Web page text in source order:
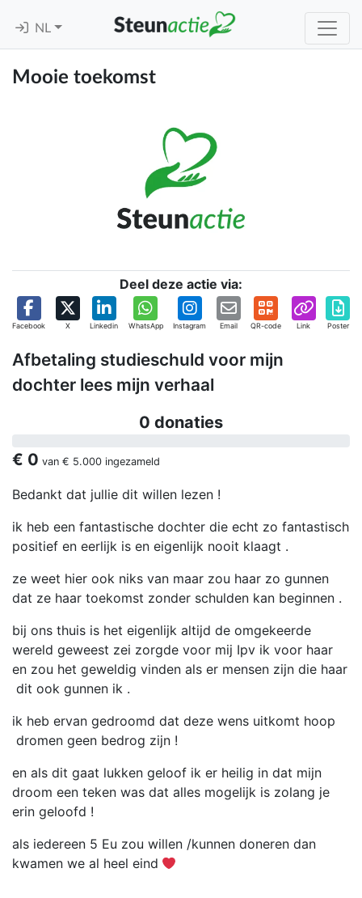
NL
Mooie toekomst
Deel deze actie via:
Facebook X Linkedin WhatsApp Instagram Email QR-code Link Poster
Afbetaling studieschuld voor mijn
dochter lees mijn verhaal
0 donaties
€ 0 van € 5.000 ingezameld
Bedankt dat jullie dit willen lezen !
ik heb een fantastische dochter die echt zo fantastisch
positief en eerlijk is en eigenlijk nooit klaagt .
ze weet hier ook niks van maar zou haar zo gunnen
dat ze haar toekomst zonder schulden kan beginnen .
bij ons thuis is het eigenlijk altijd de omgekeerde
wereld geweest zei zorgde voor mij Ipv ik voor haar
en zou het geweldig vinden als er mensen zijn die haar
dit ook gunnen ik .
ik heb ervan gedroomd dat deze wens uitkomt hoop
dromen geen bedrog zijn !
en als dit gaat lukken geloof ik er heilig in dat mijn
droom een teken was dat alles mogelijk is zolang je
erin geloofd !
als iedereen 5 Eu zou willen /kunnen doneren dan
kwamen we al heel eind